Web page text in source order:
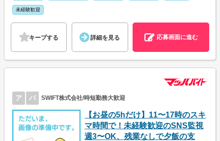
未経験歓迎
キープする 詳細を見る 応募画面に進む
ア パ SWIFT株式会社/時短勤務大歓迎
【お昼の5hだけ】11〜17時のスキ
マ時間で！未経験歓迎のSNS監視
週3〜OK、残業なしで夕飯の支